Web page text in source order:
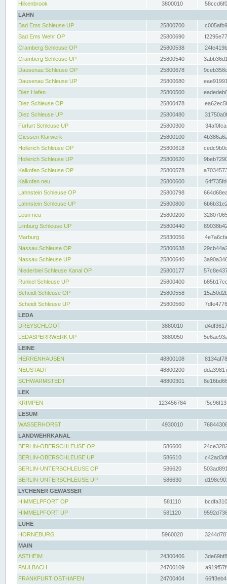
Hilkenbrook
3800010
LAHN
Bad Ems Schleuse UP
25800700
Bad Ems Wehr OP
25800690
Cramberg Schleuse OP
25800538
Cramberg Schleuse UP
25800540
Dausenau Schleuse OP
25800678
Dausenau Schleuse UP
25800680
Diez Hafen
25800500
Diez Schleuse OP
25800478
Diez Schleuse UP
25800480
Fürfurt Schleuse UP
25800300
Giessen Klärwerk
25800100
Hollerich Schleuse OP
25800618
Hollerich Schleuse UP
25800620
Kalkofen Schleuse OP
25800578
Kalkofen neu
25800600
Lahnstein Schleuse OP
25800798
Lahnstein Schleuse UP
25800800
Leun neu
25800200
Limburg Schleuse UP
25800440
Marburg
25830056
Nassau Schleuse OP
25800638
Nassau Schleuse UP
25800640
Niederbiel Schleuse Kanal OP
25800177
Runkel Schleuse UP
25800400
Scheidt Schleuse OP
25800558
Scheidt Schleuse UP
25800560
LEDA
DREYSCHLOOT
3880010
LEDASPERRWERK UP
3880050
LEINE
HERRENHAUSEN
48800108
NEUSTADT
48800200
SCHWARMSTEDT
48800301
LEK
KRIMPEN
123456784
LESUM
WASSERHORST
4930010
LANDWEHRKANAL
BERLIN-OBERSCHLEUSE OP
586600
BERLIN-OBERSCHLEUSE UP
586610
BERLIN-UNTERSCHLEUSE OP
586620
BERLIN-UNTERSCHLEUSE UP
586630
LYCHENER GEWÄSSER
HIMMELPFORT OP
581110
HIMMELPFORT UP
581120
LÜHE
HORNEBURG
5960020
MAIN
ASTHEIM
24300406
FAULBACH
24700109
FRANKFURT OSTHAFEN
24700404